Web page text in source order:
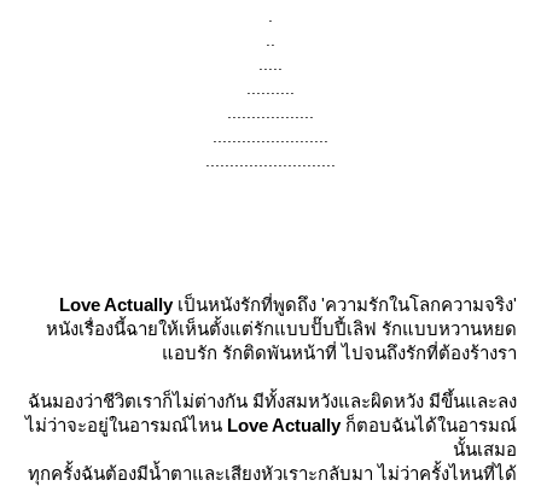
.
..
.....
..........
..................
........................
...........................
Love Actuallyเป็นหนังรักที่พูดถึง 'ความรักในโลกความจริง'
หนังเรื่องนี้ฉายให้เห็นตั้งแต่รักแบบปั๊บปี้เลิฟ รักแบบหวานหยด
อบรัก รักติดพันหน้าที่ ไปจนถึงรักที่ต้องร้างรา
ฉันมองว่าชีวิตเราก็ไม่ต่างกัน มีทั้งสมหวังและผิดหวัง มีขึ้นและลง
ไม่ว่าจะอยู่ในอารมณ์ไหน Love Actuallyก็ตอบฉันได้ในอารมณ์
นั้นเสมอ
ทุกครั้งฉันต้องมีน้ำตาและเสียงหัวเราะกลับมา ไม่ว่าครั้งไหนที่ได้